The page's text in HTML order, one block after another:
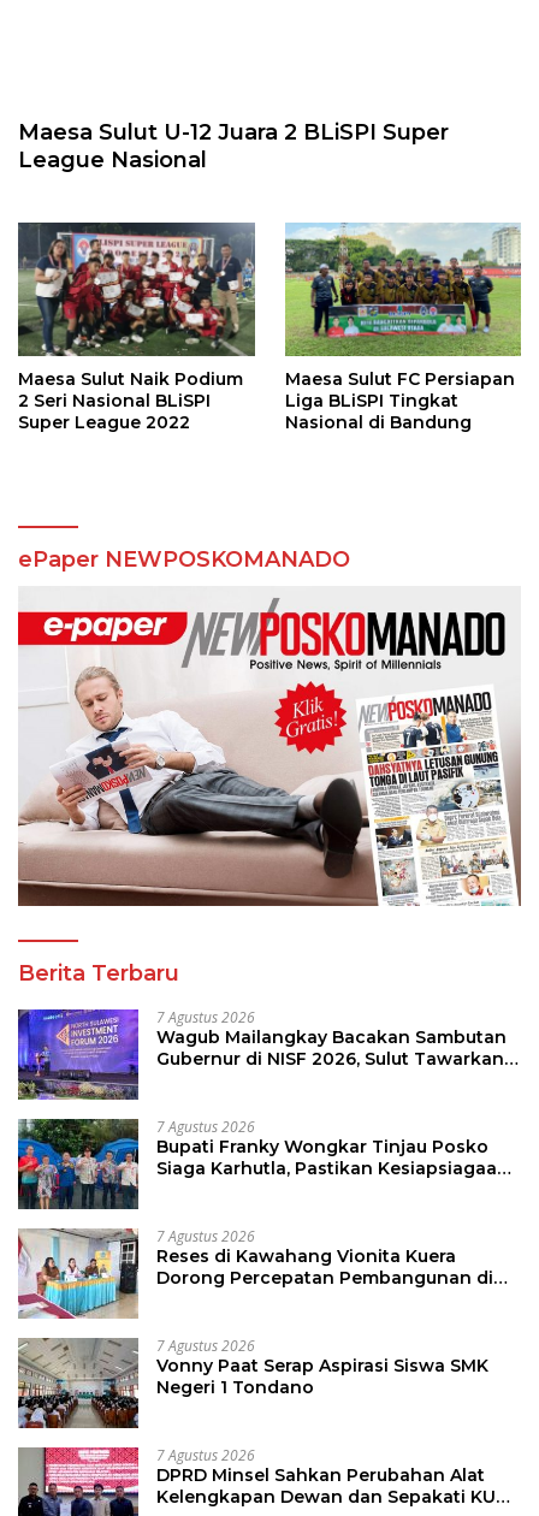
Maesa Sulut U-12 Juara 2 BLiSPI Super
League Nasional
Maesa Sulut Naik Podium
2 Seri Nasional BLiSPI
Super League 2022
Maesa Sulut FC Persiapan
Liga BLiSPI Tingkat
Nasional di Bandung
ePaper NEWPOSKOMANADO
Berita Terbaru
7 Agustus 2026
Wagub Mailangkay Bacakan Sambutan
Gubernur di NISF 2026, Sulut Tawarkan
7 Agustus 2026
Bupati Franky Wongkar Tinjau Posko
Siaga Karhutla, Pastikan Kesiapsiagaan
7 Agustus 2026
Reses di Kawahang Vionita Kuera
Dorong Percepatan Pembangunan di
7 Agustus 2026
Vonny Paat Serap Aspirasi Siswa SMK
Negeri 1 Tondano
7 Agustus 2026
DPRD Minsel Sahkan Perubahan Alat
Kelengkapan Dewan dan Sepakati KUA-